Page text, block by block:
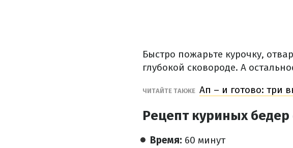
Быстро пожарьте курочку,
глубокой сковороде. А
ЧИТАЙТЕ ТАКЖЕ Ап – и готово: три
Рецепт куриных бедер
Время: 60 минут